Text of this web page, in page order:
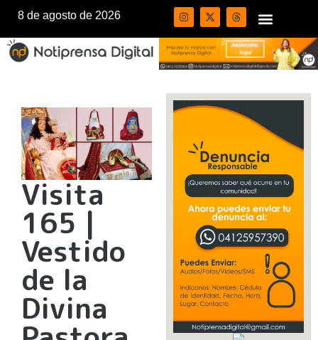
8 de agosto de 2026
Visita
165 |
Vestido
de la
Divina